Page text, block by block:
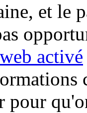
et le
activé
pour